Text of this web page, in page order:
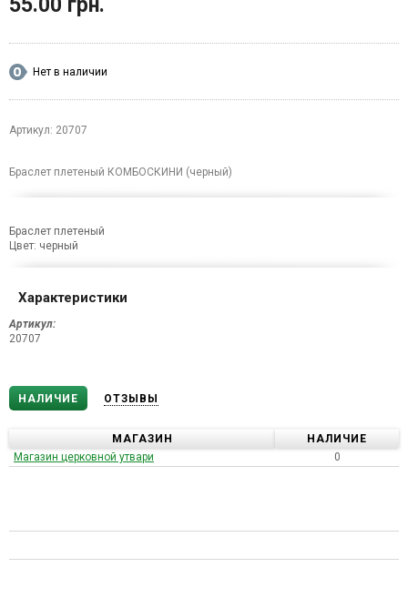
Нет в наличии
Артикул: 20707
Браслет плетеный КОМБОСКИНИ (черный)
Браслет плетеный
Цвет: черный
Характеристики
Артикул:
20707
НАЛИЧИЕ ОТЗЫВЫ
МАГАЗИН
НАЛИЧИЕ
Магазин церковной утвари
0